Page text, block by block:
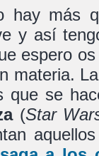
hay más
y así
espero
materia.
que se
(Star